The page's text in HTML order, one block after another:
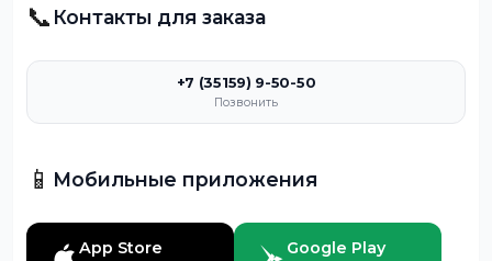
📞 Контакты для заказа
+7 (35159) 9-50-50
Позвонить
📱 Мобильные приложения
App Store Google Play